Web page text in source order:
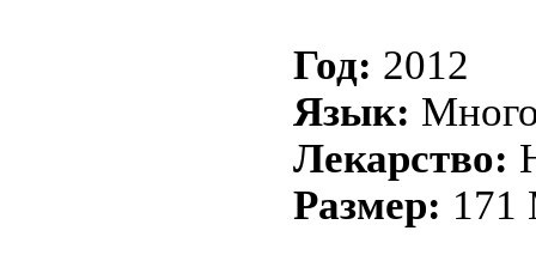
Год: 2012
Язык:
Лекарство:
Размер: 171